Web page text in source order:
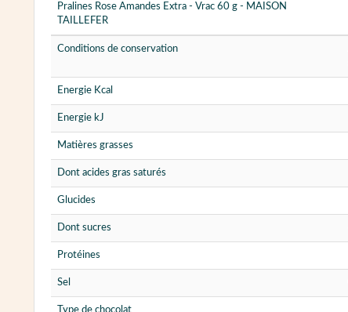
Pralines Rose Amandes Extra - Vrac 60 g - MAISON
TAILLEFER
Conditions de conservation
Energie Kcal
Energie kJ
Matières grasses
Dont acides gras saturés
Glucides
Dont sucres
Protéines
Sel